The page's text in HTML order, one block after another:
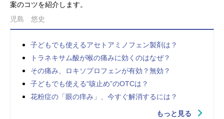
案のコツを紹介します。
児島 悠史
子どもでも使えるアセトアミノフェン製剤は？
トラネキサム酸が喉の痛みに効くのはなぜ？
その痛み、ロキソプロフェンが有効？無効？
子どもでも使える“咳止め”のOTCは？
花粉症の「眼の痒み」、今すぐ解消するには？
もっと見る